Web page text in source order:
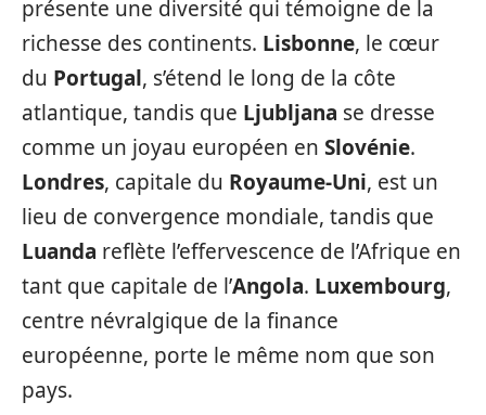
présente une diversité qui témoigne de la
richesse des continents. Lisbonne, le cœur
du Portugal, s’étend le long de la côte
atlantique, tandis que Ljubljana se dresse
comme un joyau européen en Slovénie.
Londres, capitale du Royaume-Uni, est un
lieu de convergence mondiale, tandis que
Luanda reflète l’effervescence de l’Afrique en
tant que capitale de l’Angola. Luxembourg,
centre névralgique de la finance
européenne, porte le même nom que son
pays.